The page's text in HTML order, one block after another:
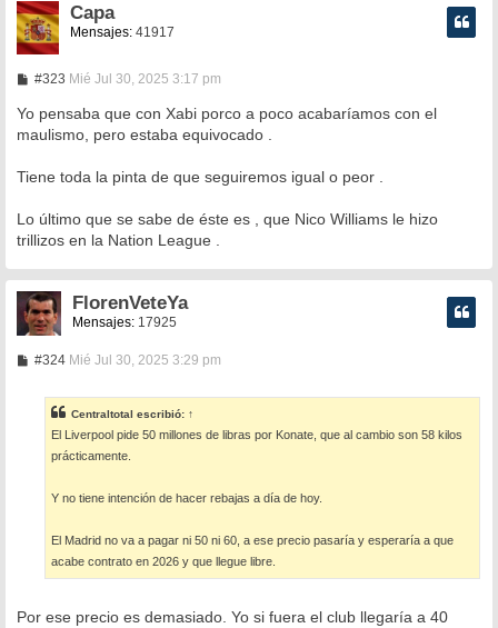
Capa
Mensajes:41917
#323M
n
a
e
Mié Jul 30, 2025 3:17 pm
Yo pensaba que con Xabi porco a poco acabaríamos con el
maulismo, pero estaba equivocado .
Tiene toda la pinta de que seguiremos igual o peor .
Lo último que se sabe de éste es , que Nico Williams le hizo
trillizos en la Nation League .
FlorenVeteYa
Mensajes: 17925
#324M
s
a
j
e
Mié Jul 30, 2025 3:29 pm
Centraltotal escribió: ↑
El Liverpool pide 50 millones de libras por Konate, que al cambio son 58 kilos
prácticamente.
Y no tiene intención de hacer rebajas a día de hoy.
El Madrid no va a pagar ni 50 ni 60, a ese precio pasaría y esperaría a que
acabe contrato en 2026 y que llegue libre.
Por ese precio es demasiado. Yo si fuera el club llegaría a 40